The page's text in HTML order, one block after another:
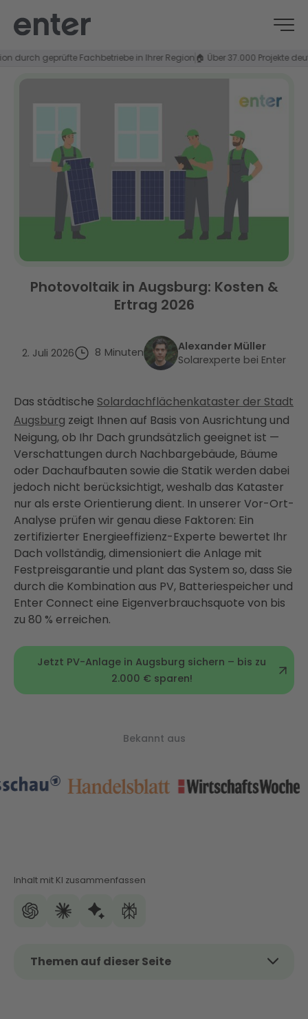
geprüfte Fachbetriebe in Ihrer Region🏠 Über 37.000 Projekte
Photovoltaik in Augsburg: Kosten &
Ertrag 2026
2. Juli 2026 8 Minuten
Alexander Müller
Solarexperte bei Enter
Das städtische Solardachflächenkataster der Stadt
Augsburg zeigt Ihnen auf Basis von Ausrichtung und
Neigung, ob Ihr Dach grundsätzlich geeignet ist —
Verschattungen durch Nachbargebäude, Bäume
oder Dachaufbauten sowie die Statik werden dabei
jedoch nicht berücksichtigt, weshalb das Kataster
nur als erste Orientierung dient. In unserer Vor-Ort-
Analyse prüfen wir genau diese Faktoren: Ein
zertifizierter Energieeffizienz-Experte bewertet Ihr
Dach vollständig, dimensioniert die Anlage mit
Festpreisgarantie und plant das System so, dass Sie
durch die Kombination aus PV, Batteriespeicher und
Enter Connect eine Eigenverbrauchsquote von bis
zu 80 % erreichen.
Jetzt PV-Anlage in Augsburg sichern – bis zu
2.000 € sparen!
Bekannt aus
Inhalt mit KI zusammenfassen
Themen auf dieser Seite